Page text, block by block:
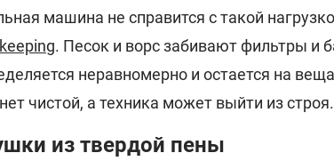
машина не справится с такой
. Песок и ворс забивают фильтры и
неравномерно и остается на
чистой, а техника может выйти из строя.
из твердой пены